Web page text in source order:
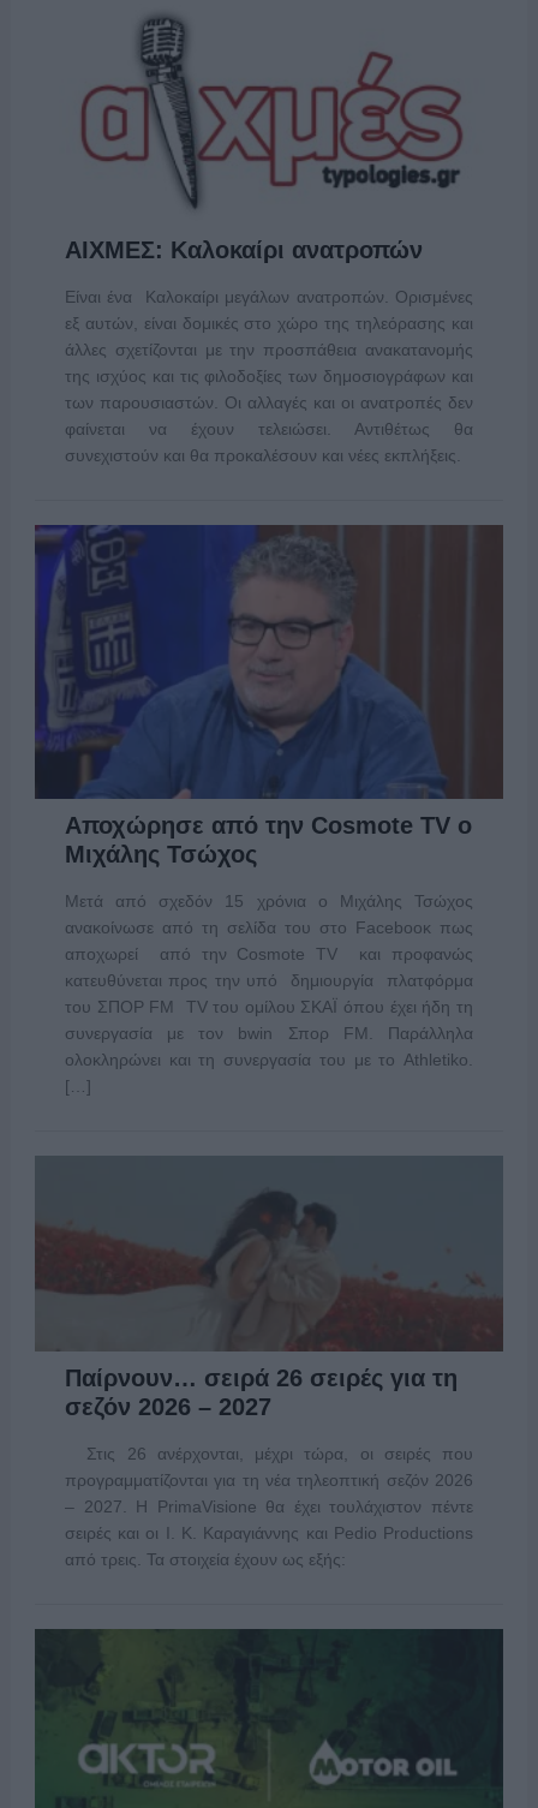
ΑΙΧΜΕΣ: Καλοκαίρι ανατροπών
Είναι ένα Καλοκαίρι μεγάλων ανατροπών. Ορισμένες
εξ αυτών, είναι δομικές στο χώρο της τηλεόρασης και
άλλες σχετίζονται με την προσπάθεια ανακατανομής
της ισχύος και τις φιλοδοξίες των δημοσιογράφων και
των παρουσιαστών. Οι αλλαγές και οι ανατροπές δεν
φαίνεται να έχουν τελειώσει. Αντιθέτως θα
συνεχιστούν και θα προκαλέσουν και νέες εκπλήξεις.
Αποχώρησε από την Cosmote TV o
Μιχάλης Τσώχος
Μετά από σχεδόν 15 χρόνια o Μιχάλης Τσώχος
ανακοίνωσε από τη σελίδα του στο Faceboοκ πως
αποχωρεί από την Cosmote TV και προφανώς
κατευθύνεται προς την υπό δημιουργία πλατφόρμα
του ΣΠΟΡ FM TV του ομίλου ΣΚΑΪ όπου έχει ήδη τη
συνεργασία με τον bwin Σπορ FM. Παράλληλα
ολοκληρώνει και τη συνεργασία του με το Athletiko.
[…]
Παίρνουν… σειρά 26 σειρές για τη
σεζόν 2026 – 2027
Στις 26 ανέρχονται, μέχρι τώρα, οι σειρές που
προγραμματίζονται για τη νέα τηλεοπτική σεζόν 2026
– 2027. Η PrimaVisione θα έχει τουλάχιστον πέντε
σειρές και οι Ι. Κ. Καραγιάννης και Pedio Productions
από τρεις. Τα στοιχεία έχουν ως εξής: